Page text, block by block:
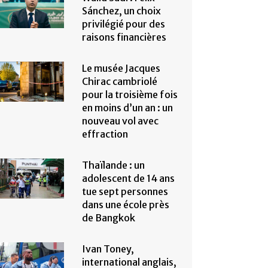
Sánchez, un choix
privilégié pour des
raisons financières
Le musée Jacques
Chirac cambriolé
pour la troisième fois
en moins d’un an : un
nouveau vol avec
effraction
Thaïlande : un
adolescent de 14 ans
tue sept personnes
dans une école près
de Bangkok
Ivan Toney,
international anglais,